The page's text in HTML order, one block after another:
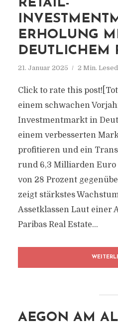
RETAIL-
ERHOLUNG
DEUTLICHEM
21. Januar 2025 2 Min.
Click to rate this
einem schwachen
Investmentmarkt in
einem verbesserten
profitieren und ein
rund 6,3 Milliarden Euro
von 28 Prozent
zeigt stärkstes
Assetklassen Laut einer
Paribas Real Estate...
AEGON AM